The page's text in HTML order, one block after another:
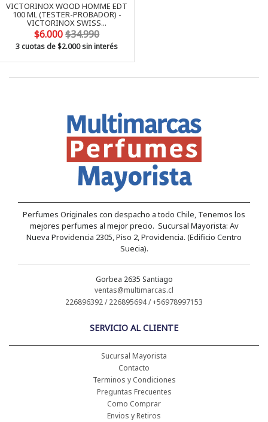
VICTORINOX WOOD HOMME EDT
100 ML (TESTER-PROBADOR) -
VICTORINOX SWISS...
$6.000$34.990
3 cuotas de$2.000sin interés
Perfumes Originales con despacho a todo Chile, Tenemos los
mejores perfumes al mejor precio. Sucursal Mayorista: Av
Nueva Providencia 2305, Piso 2, Providencia. (Edificio Centro
Suecia).
Gorbea 2635 Santiago
ventas@multimarcas.cl
226896392 / 226895694 / +56978997153
SERVICIO AL CLIENTE
Sucursal Mayorista
Contacto
Terminos y Condiciones
Preguntas Frecuentes
Como Comprar
Envios y Retiros